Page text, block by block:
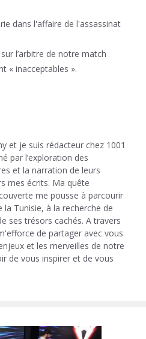
dans l'affaire de l'assassinat
l’arbitre de notre match
« inacceptables ».
et je suis rédacteur chez 1001
par l’exploration des
et la narration de leurs
mes écrits. Ma quête
me pousse à parcourir
la Tunisie, à la recherche de
ses trésors cachés. A travers
de partager avec vous
et les merveilles de notre
de vous inspirer et de vous